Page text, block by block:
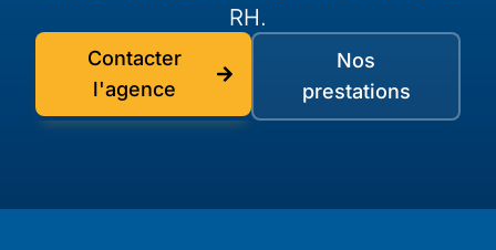
RH.
Contacter
l'agence
Nos
prestations